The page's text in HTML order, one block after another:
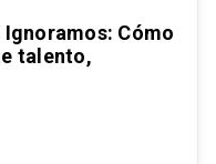
Cómo
talento,